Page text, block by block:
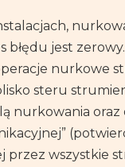
błędu jest zerowy.
nurkowe
steru
nurkowania oraz
wszystkie